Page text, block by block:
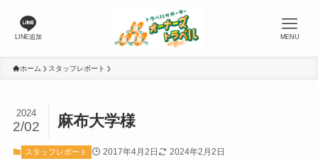
LINE追加 MENU
ホーム スタッフレポート
麻布大学様
2024
2/02
スタッフレポート 2017年4月2日 2024年2月2日